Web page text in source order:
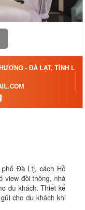
- ĐÀ LẠT, TỈNH
Đà Ltj, cách Hồ
view đồi thông, nhà
du khách. Thiết kế
cho du khách khi